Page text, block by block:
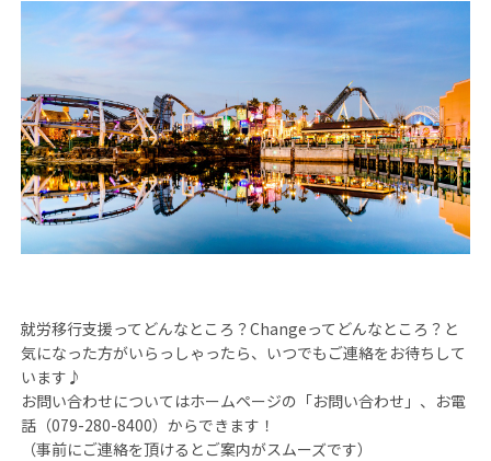
就労移行支援ってどんなところ？Changeってどんなところ？と
気になった方がいらっしゃったら、いつでもご連絡をお待ちして
います♪
お問い合わせについてはホームページの「お問い合わせ」、お電
話（079-280-8400）からできます！
（事前にご連絡を頂けるとご案内がスムーズです）